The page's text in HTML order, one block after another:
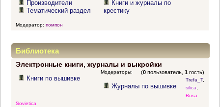
Производители
Тематический раздел
Книги и журналы по
крестику
Модератор: помпон
Библиотека
Электронные книги, журналы и выкройки
(0 пользователь,1 гость)
Книги по вышивке
Журналы по вышивке
Модераторы:
Trefa_T,
silica,
Rusa
Sovietica